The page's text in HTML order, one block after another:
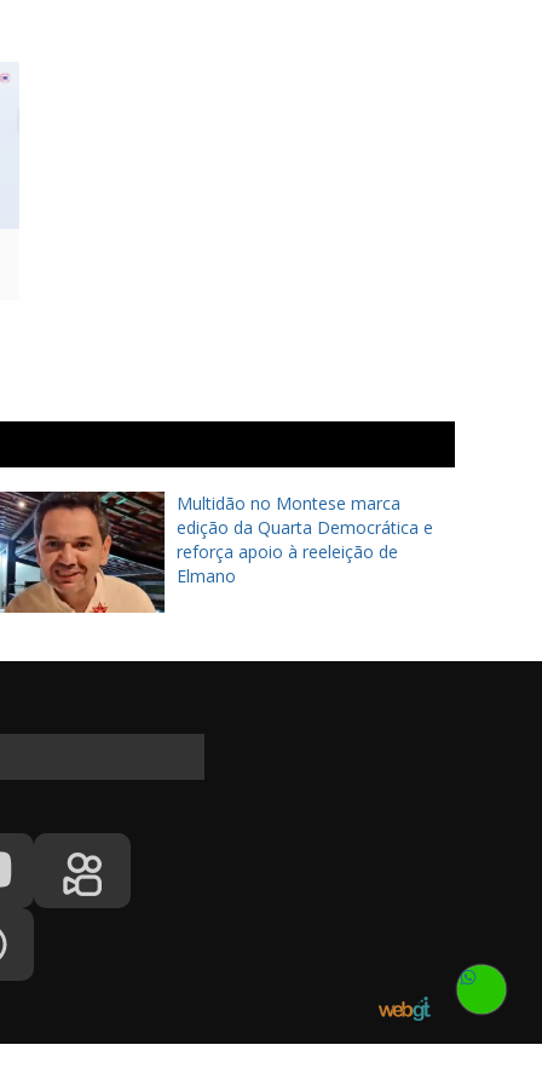
Multidão no Montese marca
edição da Quarta Democrática e
reforça apoio à reeleição de
Elmano